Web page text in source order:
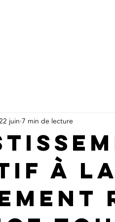
à
juin 7 min de lecture